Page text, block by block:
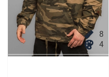
8
4